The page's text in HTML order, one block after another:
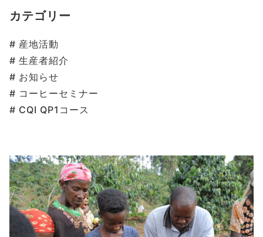
カテゴリー
産地活動
生産者紹介
お知らせ
コーヒーセミナー
CQI QP1コース